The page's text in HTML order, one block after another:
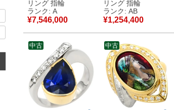
シルバー 青 TASAKI
プラチナ900 オーバ
ル 14号 【中古】中
古美品
リング 指輪
ランク: A
¥7,546,000
チナシルバー アクア
マリン トパーズ
WG×PT コンビ スク
エア 大粒 12号 【中
古】中古品
リング 指輪
ランク: AB
¥1,254,400
中古 中古